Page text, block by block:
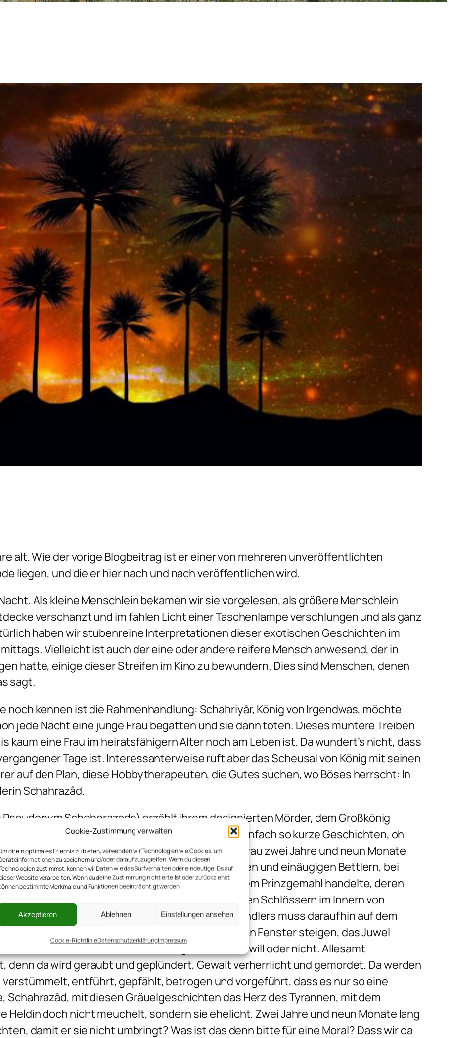
Cookie-Zustimmung verwalten
dir ein optimales Erlebnis zu bieten, verwenden wir Technologien wie Cookies, um
zu speichern und/oder darauf zuzugreifen. Wenn du diesen
zustimmst, können wir Daten wie das Surfverhalten oder eindeutige IDs auf
Website verarbeiten. Wenn du deine Zustimmung nicht erteilst oder zurückziehst,
bestimmte Merkmale und Funktionen beeinträchtigt werden.
Akzeptieren Ablehnen Einstellungen ansehen
Cookie-RichtlinieDatenschutzerklärungImpressum
alt. Wie der vorige Blogbeitrag ist er einer von mehreren unveröffentlichten
liegen, und die er hier nach und nach veröffentlichen wird.
Als kleine Menschlein bekamen wir sie vorgelesen, als größere Menschlein
verschanzt und im fahlen Licht einer Taschenlampe verschlungen und als ganz
haben wir stubenreine Interpretationen dieser exotischen Geschichten im
Vielleicht ist auch der eine oder andere reifere Mensch anwesend, der in
hatte, einige dieser Streifen im Kino zu bewundern. Dies sind Menschen, denen
sagt.
noch kennen ist die Rahmenhandlung: Schahriyâr, König von Irgendwas, möchte
jede Nacht eine junge Frau begatten und sie dann töten. Dieses muntere Treiben
kaum eine Frau im heiratsfähigern Alter noch am Leben ist. Da wundert’s nicht, dass
Tage ist. Interessanterweise ruft aber das Scheusal von König mit seinen
auf den Plan, diese Hobbytherapeuten, die Gutes suchen, wo Böses herrscht: In
Schahrazâd.
Scheherazade) erzählt ihrem designierten Mörder, dem Großkönig
Mann sich bessere. Nun waren das aber nicht einfach so kurze Geschichten, oh
dauerte eine ganze Nacht, so dass die gute Frau zwei Jahre und neun Monate
Nacht gab es Geschichten von lahmen, tauben und einäugigen Bettlern, bei
Statthalterstöchter auf der Suche nach einem Prinzgemahl handelte, deren
verkleideten Magiern entwendet und in windigen Schlössern im Innern von
Neffe eines Teppich- oder Wasserpfeifenhändlers muss daraufhin auf dem
den Palast über den Wolken finden, durch ein Fenster steigen, das Juwel
Statthalterstochter ehelichen, egal ob die das will oder nicht. Allesamt
da wird geraubt und geplündert, Gewalt verherrlicht und gemordet. Da werden
verstümmelt, entführt, gepfählt, betrogen und vorgeführt, dass es nur so eine
mit diesen Gräuelgeschichten das Herz des Tyrannen, mit dem
Heldin doch nicht meuchelt, sondern sie ehelicht. Zwei Jahre und neun Monate lang
damit er sie nicht umbringt? Was ist das denn bitte für eine Moral? Dass wir da